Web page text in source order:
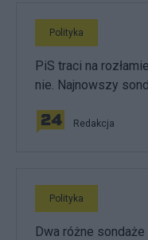
Polityka
PiS traci na
nie. Najnowszy
Redakcja
Polityka
Dwa różne